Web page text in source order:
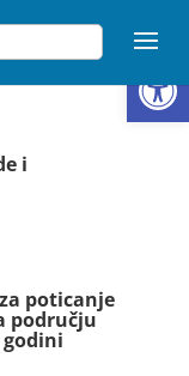
i
poticanje
području
godini